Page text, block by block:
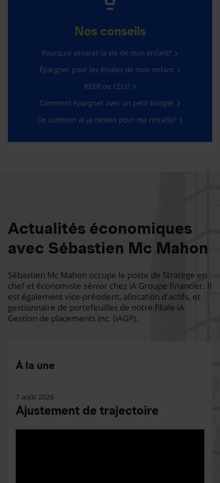
Nos conseils
Pourquoi assurer la vie de mon enfant?
Épargner pour les études de mon enfant
REER ou CELI?
Comment épargner avec un petit budget
De combien ai-je besoin pour ma retraite?
Actualités économiques
avec Sébastien Mc Mahon
Sébastien Mc Mahon occupe le poste de Stratège en
chef et économiste sénior chez iA Groupe financier. Il
est également vice-président, allocation d'actifs, et
gestionnaire de portefeuilles de notre filiale iA
Gestion de placements inc. (iAGP).
À la une
7 août 2026
Ajustement de trajectoire